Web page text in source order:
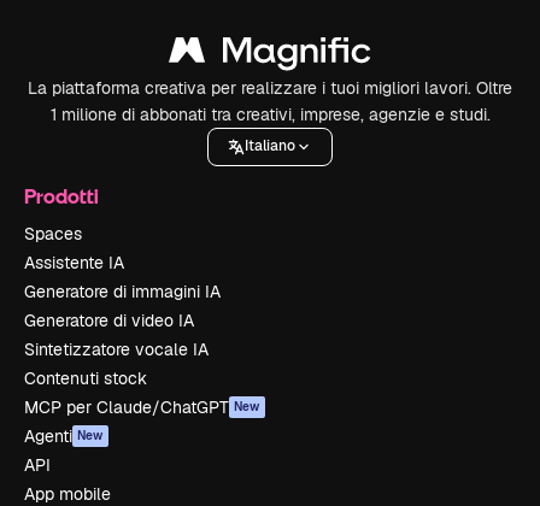
La piattaforma creativa per realizzare i tuoi migliori lavori. Oltre
1 milione di abbonati tra creativi, imprese, agenzie e studi.
Italiano
Prodotti
Spaces
Assistente IA
Generatore di immagini IA
Generatore di video IA
Sintetizzatore vocale IA
Contenuti stock
MCP per Claude/ChatGPT New
Agenti New
API
App mobile